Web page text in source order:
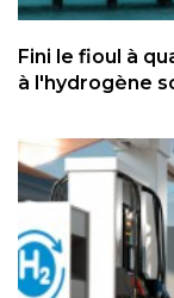
Fini le fioul à
à l'hydrogène